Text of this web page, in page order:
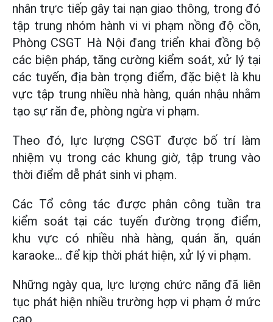
nhân trực tiếp gây tai nạn giao thông, trong đó
tập trung nhóm hành vi vi phạm nồng độ cồn,
Phòng CSGT Hà Nội đang triển khai đồng bộ
các biện pháp, tăng cường kiểm soát, xử lý tại
các tuyến, địa bàn trọng điểm, đặc biệt là khu
vực tập trung nhiều nhà hàng, quán nhậu nhằm
tạo sự răn đe, phòng ngừa vi phạm.
Theo đó, lực lượng CSGT được bố trí làm
nhiệm vụ trong các khung giờ, tập trung vào
thời điểm dễ phát sinh vi phạm.
Các Tổ công tác được phân công tuần tra
kiểm soát tại các tuyến đường trọng điểm,
khu vực có nhiều nhà hàng, quán ăn, quán
karaoke… để kịp thời phát hiện, xử lý vi phạm.
Những ngày qua, lực lượng chức năng đã liên
tục phát hiện nhiều trường hợp vi phạm ở mức
cao.